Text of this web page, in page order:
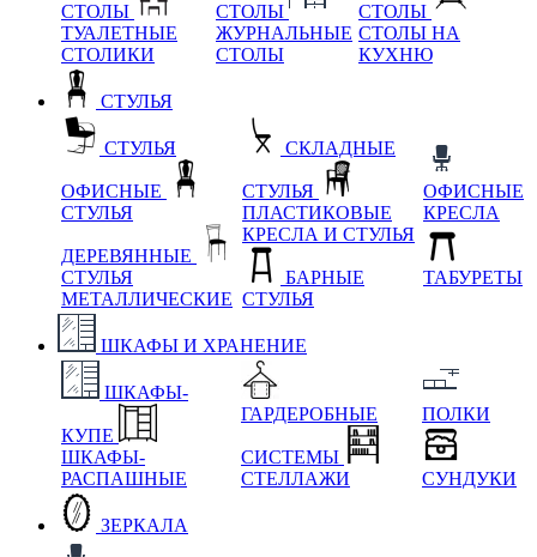
СТОЛЫ
ТУАЛЕТНЫЕ
СТОЛИКИ
СТОЛЫ
ЖУРНАЛЬНЫЕ
СТОЛЫ
СТОЛЫ
СТОЛЫ НА
КУХНЮ
СТУЛЬЯ
СТУЛЬЯ
ОФИСНЫЕ
СТУЛЬЯ
ДЕРЕВЯННЫЕ
СТУЛЬЯ
МЕТАЛЛИЧЕСКИЕ
СКЛАДНЫЕ
СТУЛЬЯ
ПЛАСТИКОВЫЕ
КРЕСЛА И СТУЛЬЯ
БАРНЫЕ
СТУЛЬЯ
ОФИСНЫЕ
КРЕСЛА
ТАБУРЕТЫ
ШКАФЫ И ХРАНЕНИЕ
ШКАФЫ-
КУПЕ
ШКАФЫ-
РАСПАШНЫЕ
ГАРДЕРОБНЫЕ
СИСТЕМЫ
СТЕЛЛАЖИ
ПОЛКИ
СУНДУКИ
ЗЕРКАЛА